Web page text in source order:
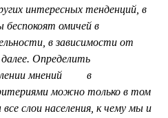
интересных тенденций, в
беспокоят омичей в
в зависимости от
Определить
мнений в
можно только в том
слои населения, к чему мы и